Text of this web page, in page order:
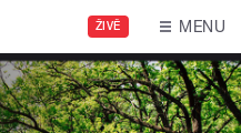
ŽIVĚ MENU